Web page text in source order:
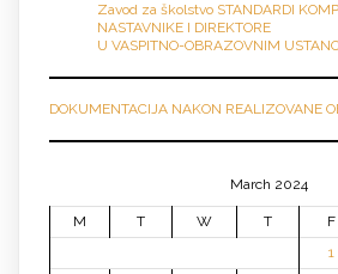
Zavod za školstvo STANDARDI
NASTAVNIKE I DIREKTORE
U VASPITNO-OBRAZOVNIM
DOKUMENTACIJA NAKON REALIZOVANE
March 2024
M T W T F
1